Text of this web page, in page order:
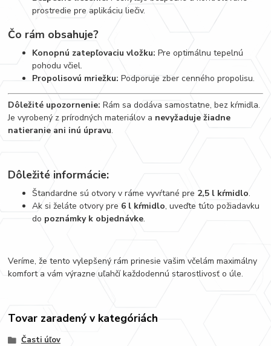
prostredie pre aplikáciu liečiv.
Čo rám obsahuje?
Konopnú zatepľovaciu vložku: Pre optimálnu tepelnú
pohodu včiel.
Propolisovú mriežku: Podporuje zber cenného propolisu.
Dôležité upozornenie: Rám sa dodáva samostatne, bez kŕmidla.
Je vyrobený z prírodných materiálov a nevyžaduje žiadne
natieranie ani inú úpravu.
Dôležité informácie:
Štandardne sú otvory v ráme vyvŕtané pre 2,5 l kŕmidlo.
Ak si želáte otvory pre 6 l kŕmidlo, uveďte túto požiadavku
do poznámky k objednávke.
Veríme, že tento vylepšený rám prinesie vašim včelám maximálny
komfort a vám výrazne uľahčí každodennú starostlivosť o úle.
Tovar zaradený v kategóriách
Časti úľov